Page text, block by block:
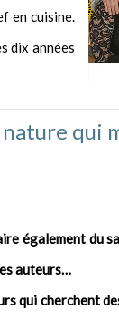
en cuisine.
dix années
nature
également du
auteurs…
qui cherchent